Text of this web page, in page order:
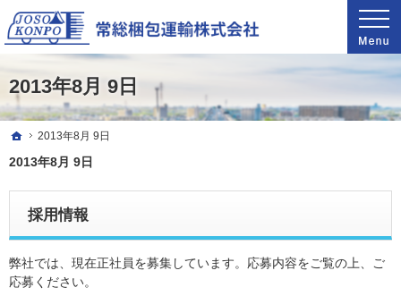
2013年8月 9日
関東甲信越自社グループ11拠点で業界最速輸送。ピアノ引越し・運搬・配送なら料金が魅
驚きの料金で圧倒的な支持を得ているピアノ引越し・運搬・配送なら常総梱包運輸
ホーム
2013年8月 9日
2013年8月 9日
採用情報
弊社では、現在正社員を募集しています。応募内容をご覧の上、ご
応募ください。